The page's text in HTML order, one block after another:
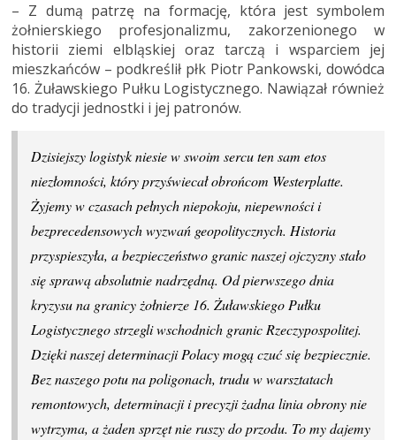
– Z dumą patrzę na formację, która jest symbolem
żołnierskiego profesjonalizmu, zakorzenionego w
historii ziemi elbląskiej oraz tarczą i wsparciem jej
mieszkańców – podkreślił płk Piotr Pankowski, dowódca
16. Żuławskiego Pułku Logistycznego. Nawiązał również
do tradycji jednostki i jej patronów.
Dzisiejszy logistyk niesie w swoim sercu ten sam etos
niezłomności, który przyświecał obrońcom Westerplatte.
Żyjemy w czasach pełnych niepokoju, niepewności i
bezprecedensowych wyzwań geopolitycznych. Historia
przyspieszyła, a bezpieczeństwo granic naszej ojczyzny stało
się sprawą absolutnie nadrzędną. Od pierwszego dnia
kryzysu na granicy żołnierze 16. Żuławskiego Pułku
Logistycznego strzegli wschodnich granic Rzeczypospolitej.
Dzięki naszej determinacji Polacy mogą czuć się bezpiecznie.
Bez naszego potu na poligonach, trudu w warsztatach
remontowych, determinacji i precyzji żadna linia obrony nie
wytrzyma, a żaden sprzęt nie ruszy do przodu. To my dajemy